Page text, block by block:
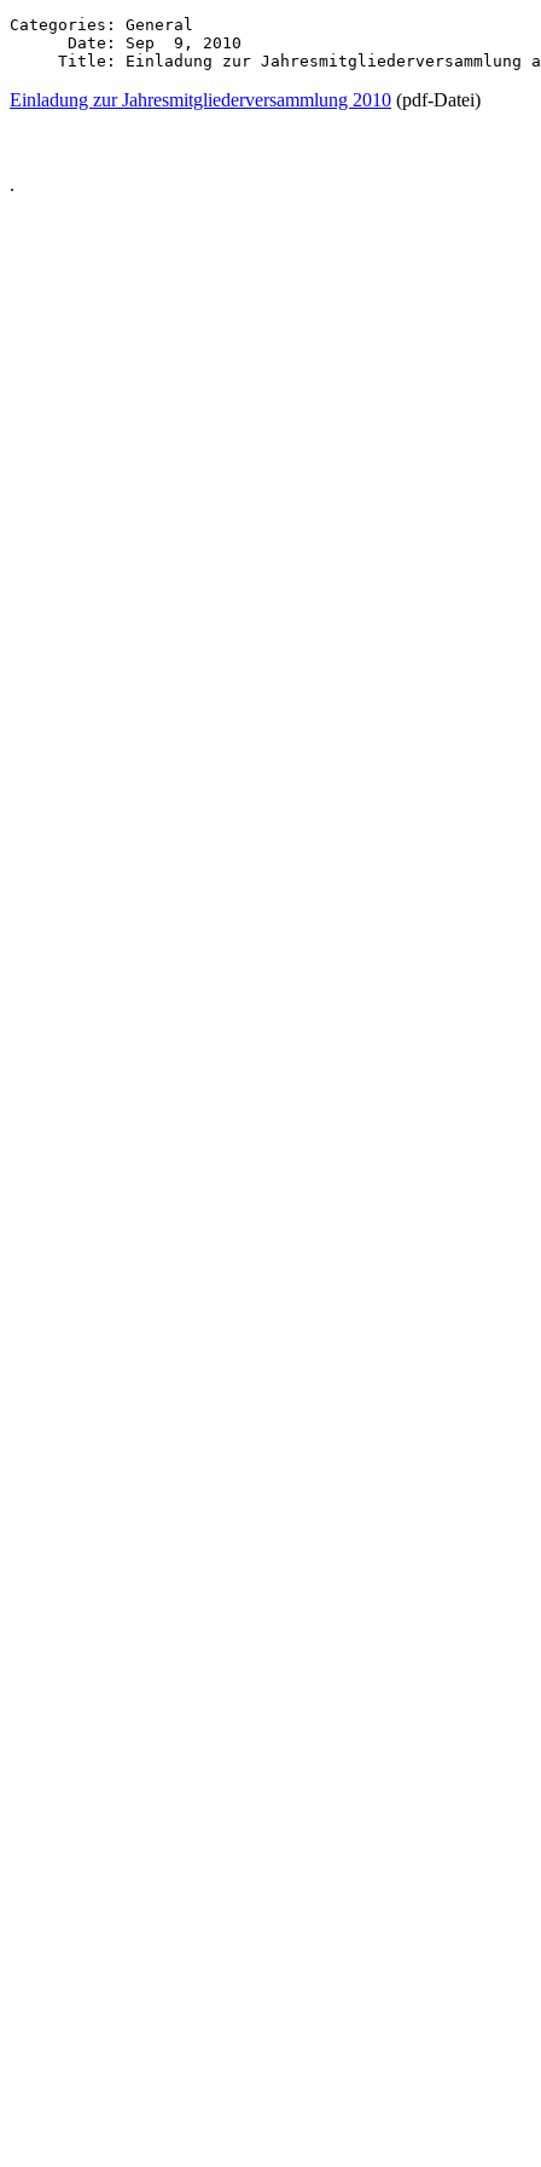
Categories: General
      Date: Sep  9, 2010
Einladung zur Jahresmitgliederversammlung 2010 (pdf-Datei)
.